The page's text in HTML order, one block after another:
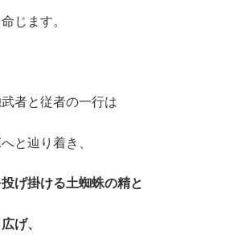
じます。
者と従者の一行は
と辿り着き、
げ掛ける土蜘蛛の精と
げ、